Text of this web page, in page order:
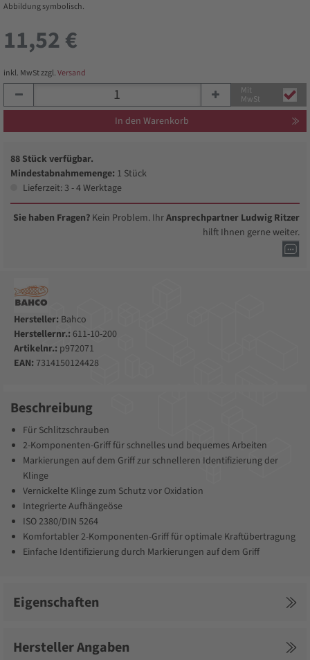
Abbildung symbolisch.
11,52 €
inkl. MwSt zzgl.Versand
Mit
MwSt
In den Warenkorb
88 Stück verfügbar.
Mindestabnahmemenge: 1 Stück
Lieferzeit: 3 - 4 Werktage
Sie haben Fragen? Kein Problem. IhrAnsprechpartner Ludwig Ritzer
hilft Ihnen gerne weiter.
Hersteller: Bahco
Herstellernr.: 611-10-200
Artikelnr.: p972071
EAN: 7314150124428
Beschreibung
Für Schlitzschrauben
2-Komponenten-Griff für schnelles und bequemes Arbeiten
Markierungen auf dem Griff zur schnelleren Identifizierung der
Klinge
Vernickelte Klinge zum Schutz vor Oxidation
Integrierte Aufhängeöse
ISO 2380/DIN 5264
Komfortabler 2-Komponenten-Griff für optimale Kraftübertragung
Einfache Identifizierung durch Markierungen auf dem Griff
Eigenschaften
Hersteller Angaben